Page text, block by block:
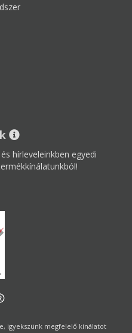
hírleveleinkben egyedi
igyekszünk megfelelő kínálatot